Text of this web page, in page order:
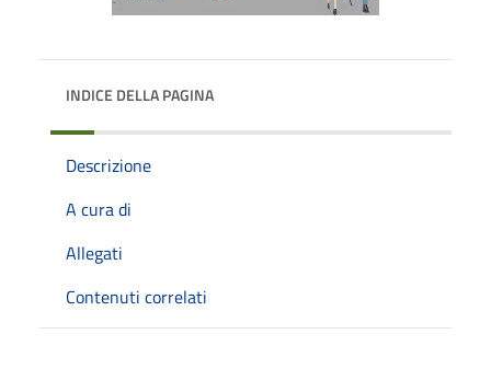
INDICE DELLA PAGINA
Descrizione
A cura di
Allegati
Contenuti correlati